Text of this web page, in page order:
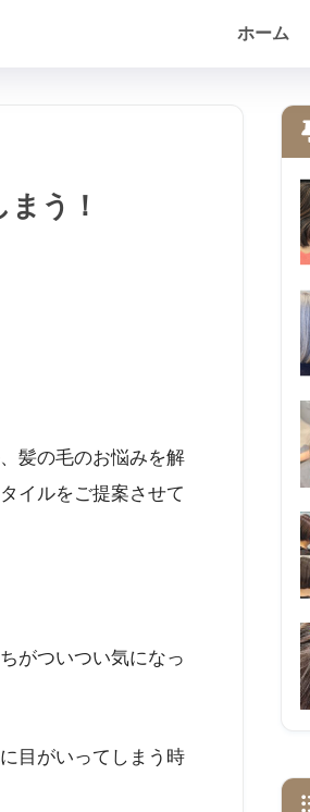
ホーム
う！
髪の毛のお悩みを解
イルをご提案させて
がついつい気になっ
目がいってしまう時